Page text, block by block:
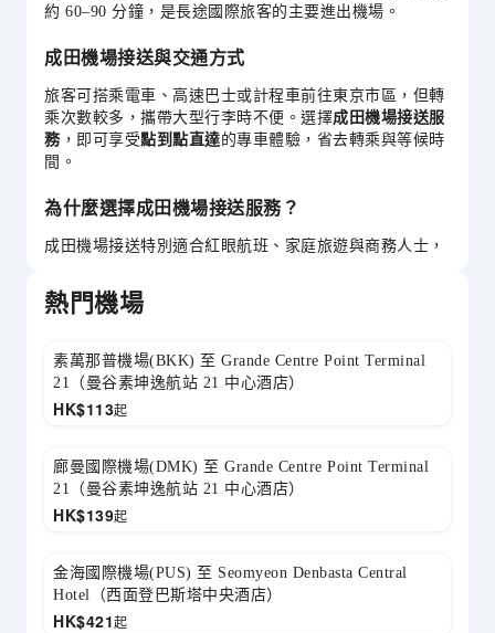
約 60–90 分鐘，是長途國際旅客的主要進出機場。
成田機場接送與交通方式
旅客可搭乘電車、高速巴士或計程車前往東京市區，但轉
乘次數較多，攜帶大型行李時不便。選擇成田機場接送服
務 ，即可享受點到點直達的專車體驗，省去轉乘與等候時
間。
為什麼選擇成田機場接送服務？
成田機場接送特別適合紅眼航班、家庭旅遊與商務人士，
有效率、更安心。
熱門機場
素萬那普機場(BKK) 至 Grande Centre Point Terminal
21（曼谷素坤逸航站 21 中心酒店）
HK$113起
廊曼國際機場(DMK) 至 Grande Centre Point Terminal
21（曼谷素坤逸航站 21 中心酒店）
HK$139起
金海國際機場(PUS) 至 Seomyeon Denbasta Central
Hotel（西面登巴斯塔中央酒店）
HK$421起